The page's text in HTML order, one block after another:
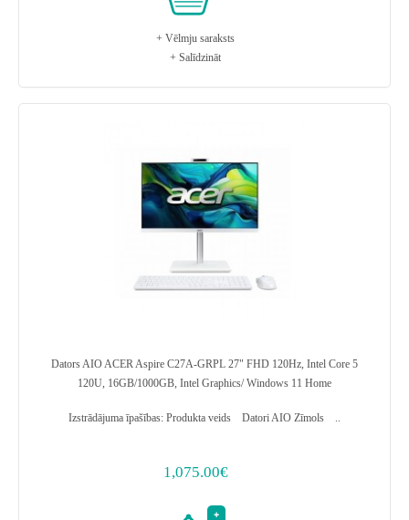
+ Vēlmju saraksts
+ Salīdzināt
Dators AIO ACER Aspire C27A-GRPL 27" FHD 120Hz, Intel Core 5
120U, 16GB/1000GB, Intel Graphics/ Windows 11 Home
Izstrādājuma īpašības: Produkta veids Datori AIO Zīmols ..
1,075.00€